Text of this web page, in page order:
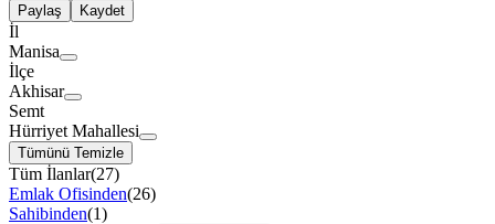
Paylaş
Kaydet
İl
Manisa
İlçe
Akhisar
Semt
Hürriyet Mahallesi
Tümünü Temizle
Tüm İlanlar(27)
Emlak Ofisinden(26)
Sahibinden(1)